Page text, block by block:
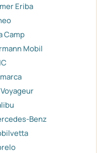
Eriba
Camp
Mobil
Benz